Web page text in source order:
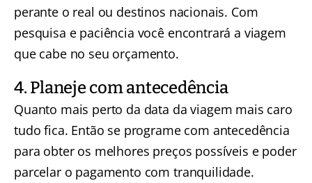
perante o real ou destinos nacionais. Com
pesquisa e paciência você encontrará a viagem
que cabe no seu orçamento.
4. Planeje com antecedência
Quanto mais perto da data da viagem mais caro
tudo fica. Então se programe com antecedência
para obter os melhores preços possíveis e poder
parcelar o pagamento com tranquilidade.